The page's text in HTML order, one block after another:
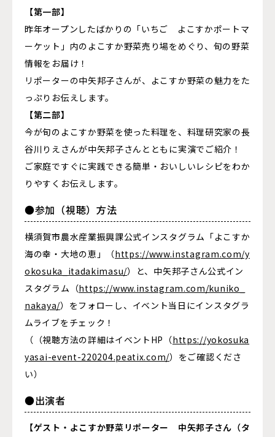
【第一部】
昨年オープンしたばかりの「いちご よこすかポートマ
ーケット」内のよこすか野菜売り場をめぐり、旬の野菜
情報をお届け！
リポーターの中矢邦子さんが、よこすか野菜の魅力をた
っぷりお伝えします。
【第二部】
今が旬のよこすか野菜を使った料理を、料理研究家の長
谷川りえさんが中矢邦子さんとともに実演でご紹介！
ご家庭ですぐに実践できる簡単・おいしいレシピをわか
りやすくお伝えします。
●参加（視聴）方法
横須賀市農水産業振興課公式インスタグラム「よこすか
海の幸・大地の恵」（https://www.instagram.com/y
okosuka_itadakimasu/）と、中矢邦子さん公式イン
スタグラム（https://www.instagram.com/kuniko_
nakaya/）をフォローし、イベント当日にインスタグラ
ムライブをチェック！
（（視聴方法の詳細はイベントHP（https://yokosuka
yasai-event-220204.peatix.com/）をご確認くださ
い）
●出演者
【ゲスト・よこすか野菜リポーター 中矢邦子さん（タ